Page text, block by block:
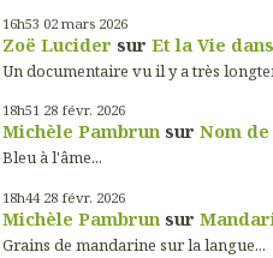
16h53 02 mars 2026
Zoë Lucider sur Et la Vie
Un documentaire vu il y a très
18h51 28 févr. 2026
Michèle Pambrun sur Nom
Bleu à l'âme...
18h44 28 févr. 2026
Michèle Pambrun sur
Grains de mandarine sur la langue...